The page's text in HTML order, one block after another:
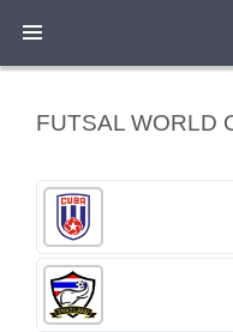
FUTSAL WORLD